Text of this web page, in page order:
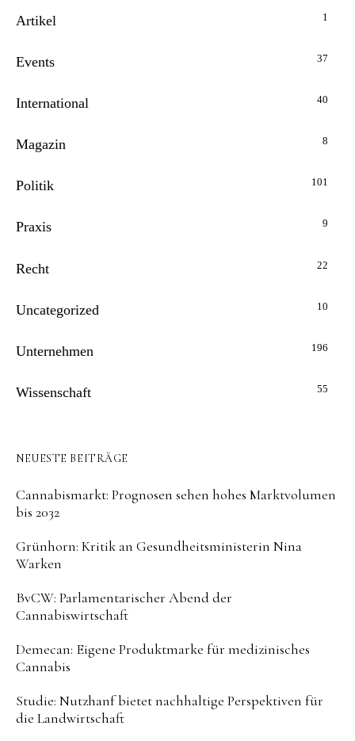
Artikel 1
Events 37
International 40
Magazin 8
Politik 101
Praxis 9
Recht 22
Uncategorized 10
Unternehmen 196
Wissenschaft 55
NEUESTE BEITRÄGE
Cannabismarkt: Prognosen sehen hohes Marktvolumen
bis 2032
Grünhorn: Kritik an Gesundheitsministerin Nina
Warken
BvCW: Parlamentarischer Abend der
Cannabiswirtschaft
Demecan: Eigene Produktmarke für medizinisches
Cannabis
Studie: Nutzhanf bietet nachhaltige Perspektiven für
die Landwirtschaft